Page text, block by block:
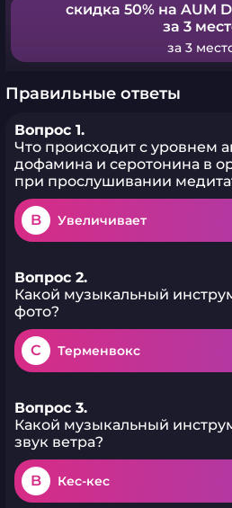
скидка 50% на AUM
за 3
за 3
Правильные ответы
Вопрос 1.
Что происходит с уровнем
дофамина и серотонина в
при прослушивании
B Увеличивает
Вопрос 2.
Какой музыкальный
фото?
C Терменвокс
Вопрос 3.
Какой музыкальный
звук ветра?
B Кес-кес